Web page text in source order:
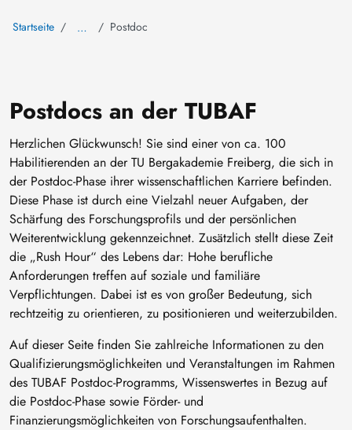
Startseite … Postdoc
Postdocs an der TUBAF
Herzlichen Glückwunsch! Sie sind einer von ca. 100
Habilitierenden an der TU Bergakademie Freiberg, die sich in
der Postdoc-Phase ihrer wissenschaftlichen Karriere befinden.
Diese Phase ist durch eine Vielzahl neuer Aufgaben, der
Schärfung des Forschungsprofils und der persönlichen
Weiterentwicklung gekennzeichnet. Zusätzlich stellt diese Zeit
die „Rush Hour“ des Lebens dar: Hohe berufliche
Anforderungen treffen auf soziale und familiäre
Verpflichtungen. Dabei ist es von großer Bedeutung, sich
rechtzeitig zu orientieren, zu positionieren und weiterzubilden.
Auf dieser Seite finden Sie zahlreiche Informationen zu den
Qualifizierungsmöglichkeiten und Veranstaltungen im Rahmen
des TUBAF Postdoc-Programms, Wissenswertes in Bezug auf
die Postdoc-Phase sowie Förder- und
Finanzierungsmöglichkeiten von Forschungsaufenthalten.